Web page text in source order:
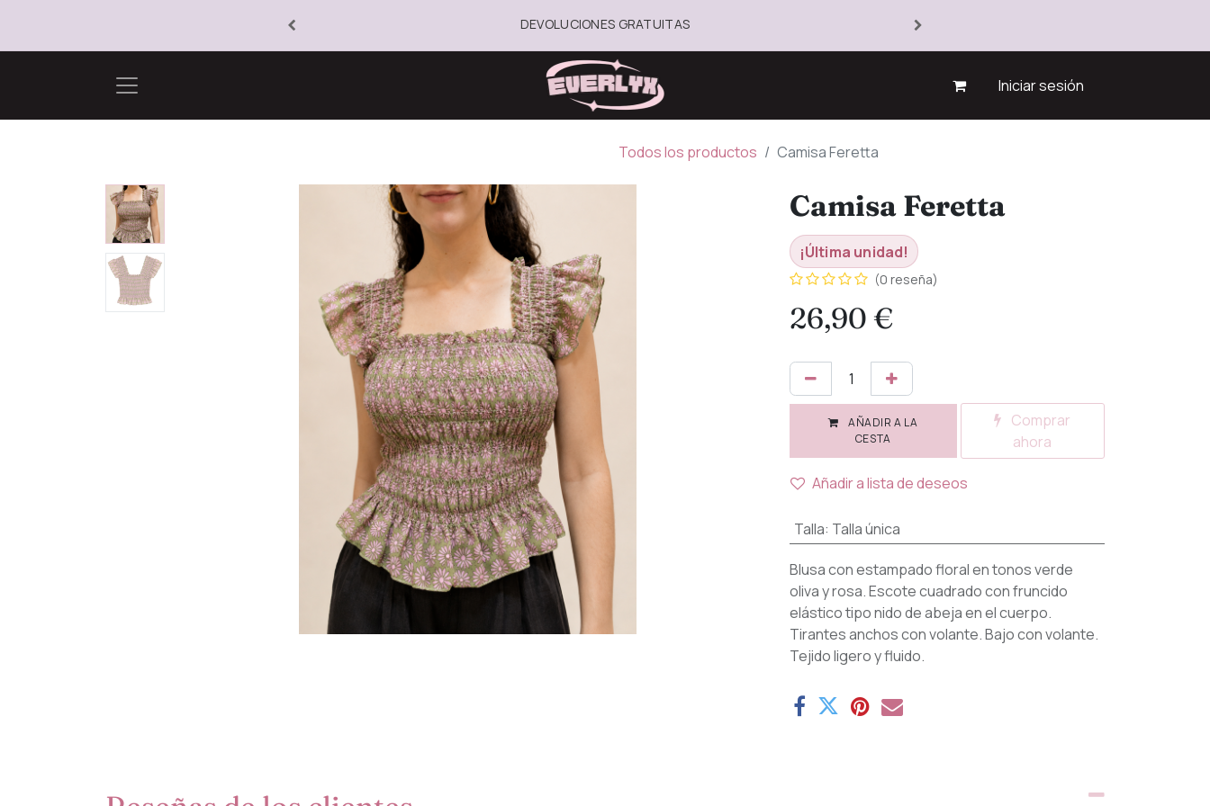
DEVOLUCIONES GRATUITAS
Iniciar sesión
Todos los productos Camisa Feretta
Camisa Feretta
¡Última unidad!
(0 reseña)
26,90 €
AÑADIR A LA
CESTA
Comprar
ahora
Añadir a lista de deseos
Talla: Talla única
Blusa con estampado floral en tonos verde
oliva y rosa. Escote cuadrado con fruncido
elástico tipo nido de abeja en el cuerpo.
Tirantes anchos con volante. Bajo con volante.
Tejido ligero y fluido.